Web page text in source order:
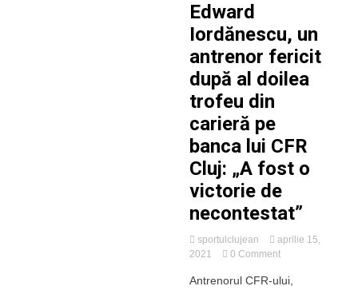
Edward
Iordănescu, un
antrenor fericit
după al doilea
trofeu din
carieră pe
banca lui CFR
Cluj: „A fost o
victorie de
necontestat”
sportulclujean
aprilie 15,
2021
0 Commenton
Iordănescu,
Antrenorul CFR-ului,